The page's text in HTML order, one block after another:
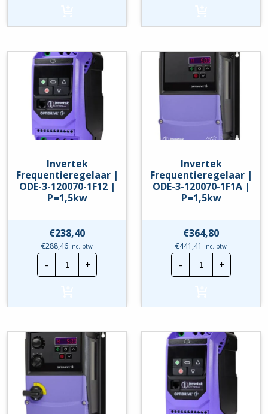
220105-
|
P=
1,1kw
hoeveelheid
220105-
|
P=
1,1kw
hoeveelheid
Invertek
Frequentieregelaar |
ODE-3-120070-1F12 |
P=1,5kw
€238,40
€288,46 inc. btw
-
Invertek
Frequentieregelaar
|
120070-
P=1,5kw
hoeveelheid
+
Invertek
Frequentieregelaar |
ODE-3-120070-1F1A |
P=1,5kw
€364,80
€441,41 inc. btw
-
Invertek
|
120070-
P=1,5kw
hoeveelheid
+